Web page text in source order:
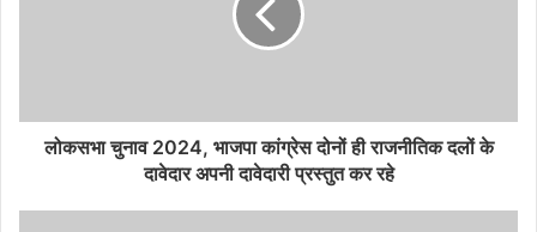
लोकसभा चुनाव 2024, भाजपा कांग्रेस दोनों ही राजनीतिक दलों के
दावेदार अपनी दावेदारी प्रस्तुत कर रहे